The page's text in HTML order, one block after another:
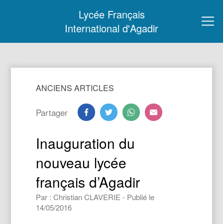
Lycée Français
International d'Agadir
ANCIENS ARTICLES
Partager
Inauguration du
nouveau lycée
français d’Agadir
Par : Christian CLAVERIE - Publié le
14/05/2016